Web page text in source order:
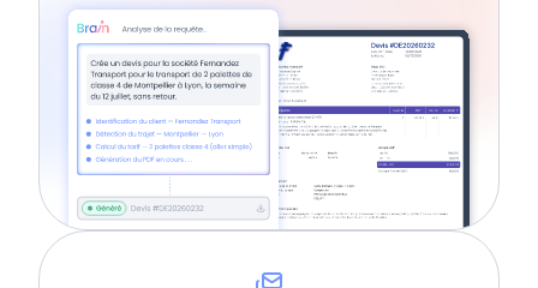
Centralisation des justificatifs
Intégrations & automatisations